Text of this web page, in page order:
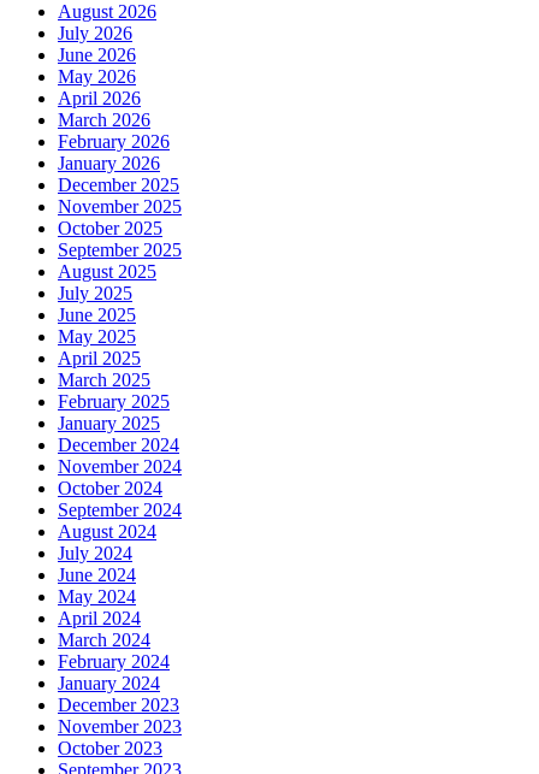
August 2026
July 2026
June 2026
May 2026
April 2026
March 2026
February 2026
January 2026
December 2025
November 2025
October 2025
September 2025
August 2025
July 2025
June 2025
May 2025
April 2025
March 2025
February 2025
January 2025
December 2024
November 2024
October 2024
September 2024
August 2024
July 2024
June 2024
May 2024
April 2024
March 2024
February 2024
January 2024
December 2023
November 2023
October 2023